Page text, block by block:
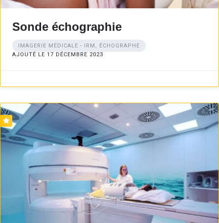
Sonde échographie
IMAGERIE MÉDICALE - IRM, ÉCHOGRAPHE
AJOUTÉ LE 17 DÉCEMBRE 2023